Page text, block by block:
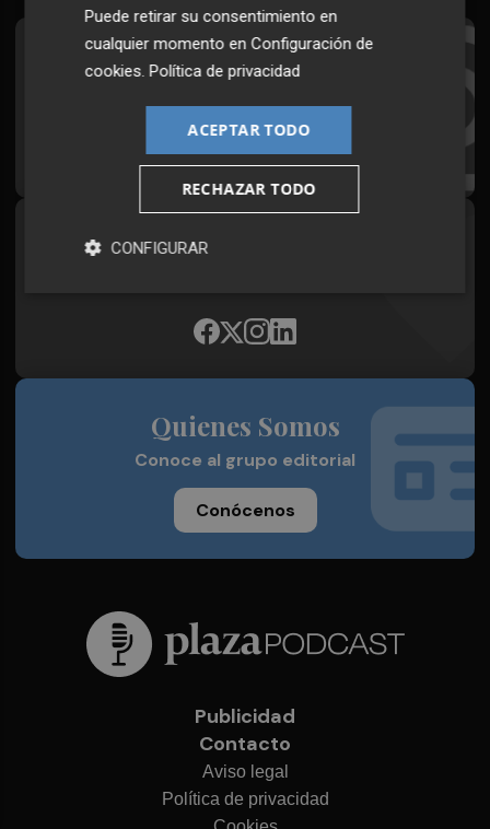
Suscríbete al Boletín
¡Quiero suscribirme!
Síguenos en redes
Quienes Somos
Conoce al grupo editorial
Conócenos
Publicidad
Contacto
Aviso legal
Política de privacidad
Puede retirar su consentimiento en
cualquier momento enConfiguración de
cookies.Política de privacidad
ACEPTAR TODO
RECHAZAR TODO
CONFIGURAR